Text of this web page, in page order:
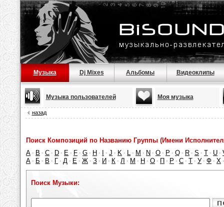
Музыка Dj Mixes Альбомы Видеоклипы
Музыка пользователей Моя музыка
назад
Поиск Композиций по Названию Группы (Имени
A · B · C · D · E · F · G · H · · J · K · L · M · N · O · P · Q · R · S · T · U ·
А · Б · В · Г · Д · Е · Ж · З · И · К · Л · М · Н · О · П · Р · С · Т · У · Ф · Х
Поиск Музыки: